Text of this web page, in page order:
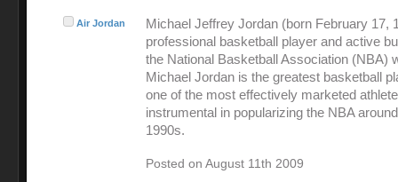
Air Jordan
Michael Jeffrey Jordan (born February 17,
professional basketball player and active
the National Basketball Association (NBA)
Michael Jordan is the greatest basketball
one of the most effectively marketed
instrumental in popularizing the NBA
1990s.
Posted on August 11th 2009